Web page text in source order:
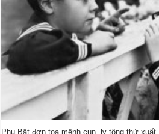
Phụ Bật đơn tọa mệnh cun, ly tông thứ